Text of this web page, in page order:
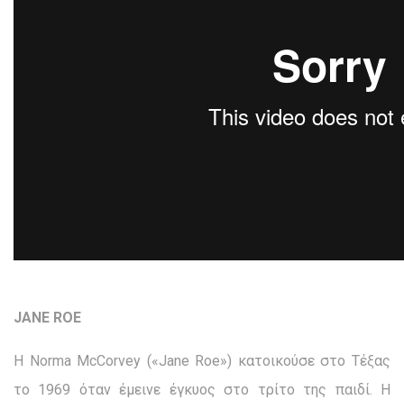
JANE ROE
Η Norma McCorvey («Jane Roe») κατοικούσε στο Τέξας
το 1969 όταν έμεινε έγκυος στο τρίτο της παιδί. Η